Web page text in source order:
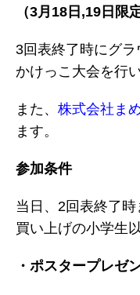
（3月18日,19日限
3回表終了時にグ
かけっこ大会を行い
また、 株式会社ま
ます。
参加条件
当日、2回表終了
買い上げの小学生
・ポスタープレゼ